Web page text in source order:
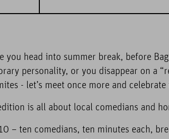
you head into summer break, before
personality, or you disappear on a
- let’s meet once more and
is all about local comedians and
– ten comedians, ten minutes each,